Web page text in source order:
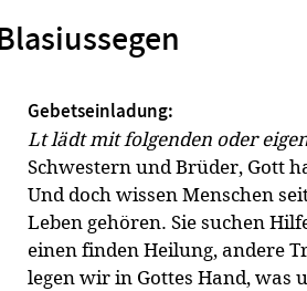
Blasiussegen
Gebetseinladung:
Lt lädt mit folgenden oder
Schwestern und Brüder, Gott
Und doch wissen Menschen
Leben gehören. Sie suchen
einen finden Heilung, andere
legen wir in Gottes Hand, was